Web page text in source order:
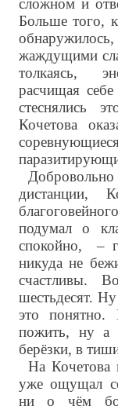
сложном и
Больше того,
жаждущими
толкаясь,
расчищая
стеснялись
Кочетова
дистанции,
подумал о
спокойно, –
никуда не
счастливы.
шестьдесят.
это
пожить, ну а
берёзки, в
На Кочетова
уже ощущал
ни о чём